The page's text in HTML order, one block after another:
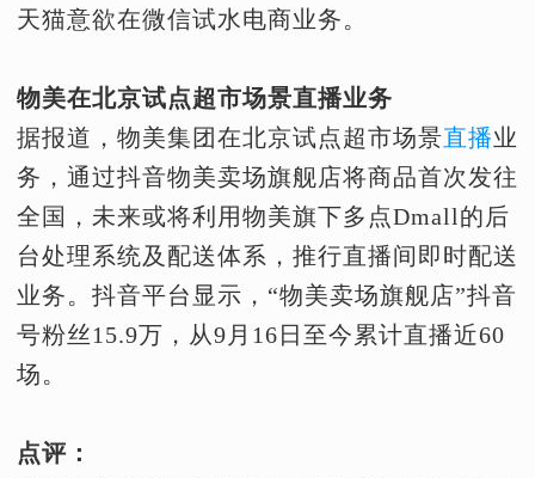
天猫意欲在微信试水电商业务。
物美在北京试点超市场景直播业务
据报道，物美集团在北京试点超市场景直播业
务，通过抖音物美卖场旗舰店将商品首次发往
全国，未来或将利用物美旗下多点Dmall的后
台处理系统及配送体系，推行直播间即时配送
业务。抖音平台显示，“物美卖场旗舰店”抖音
号粉丝15.9万，从9月16日至今累计直播近60
场。
点评：